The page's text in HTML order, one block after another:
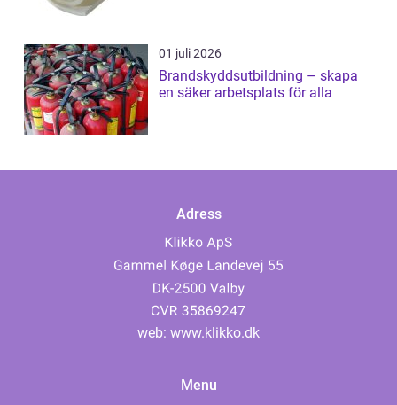
01 juli 2026
Brandskyddsutbildning – skapa
en säker arbetsplats för alla
Adress
web: www.klikko.dk
Menu